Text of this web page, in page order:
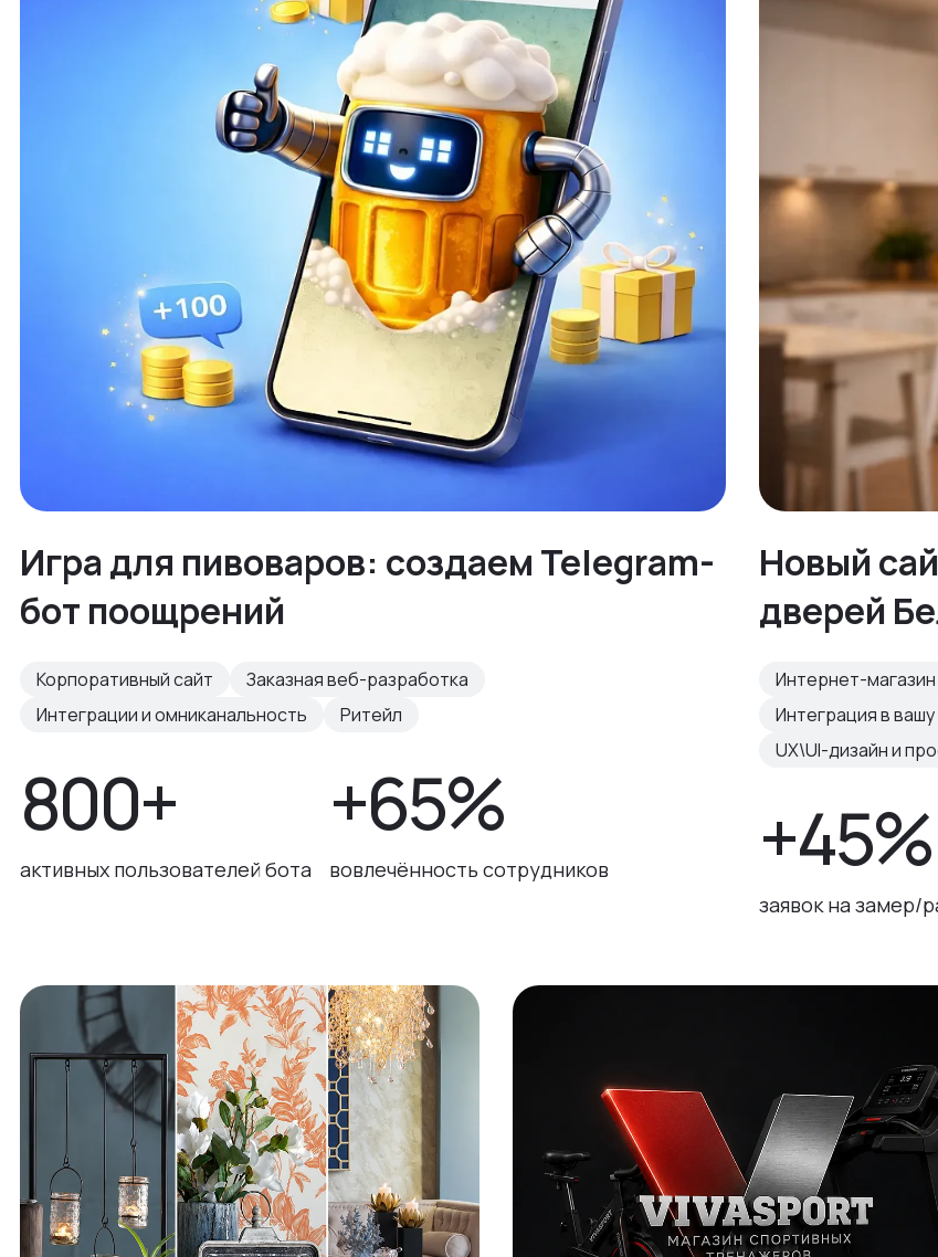
Игра для пивоваров: создаем Telegram-
бот поощрений
Корпоративный сайт
Заказная веб-разработка
Интеграции и омниканальность
Ритейл
800+
активных пользователей бота
+65%
вовлечённость сотрудников
Новый
дверей
Интернет-магазин
Интеграция в
UX\UI-дизайн и
+45%
заявок на замер/